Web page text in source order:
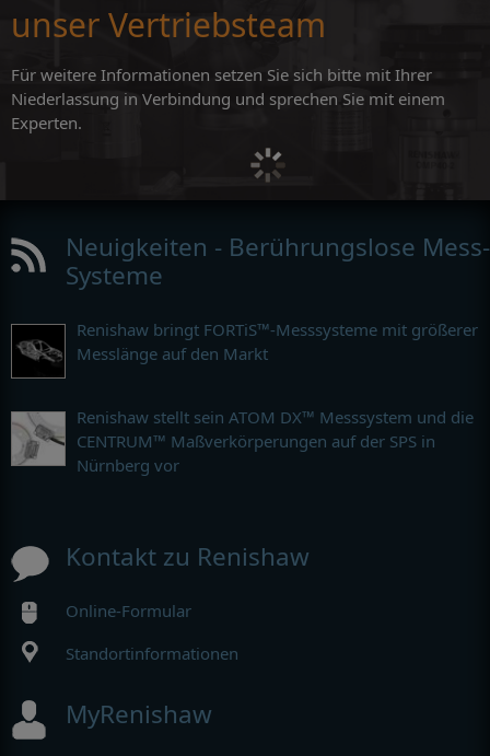
unser Vertriebsteam
Für weitere Informationen setzen Sie sich bitte mit Ihrer
Niederlassung in Verbindung und sprechen Sie mit einem
Experten.
Neuigkeiten - Berührungslose Mess-
Systeme
Renishaw bringt FORTiS™-Messsysteme mit größerer
Messlänge auf den Markt
Renishaw stellt sein ATOM DX™ Messsystem und die
CENTRUM™ Maßverkörperungen auf der SPS in
Nürnberg vor
Kontakt zu Renishaw
Online-Formular
Standortinformationen
MyRenishaw